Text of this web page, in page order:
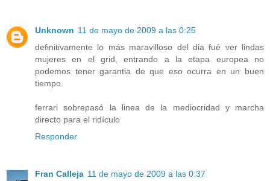
Unknown 11 de mayo de 2009 a las 0:25
definitivamente lo más maravilloso del dia fué ver lindas
mujeres en el grid, entrando a la etapa europea no
podemos tener garantia de que eso ocurra en un buen
tiempo.
ferrari sobrepasó la linea de la mediocridad y marcha
directo para el ridículo
Responder
Fran Calleja 11 de mayo de 2009 a las 0:37